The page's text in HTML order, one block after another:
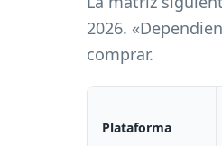
2026.
comprar.
Plataforma